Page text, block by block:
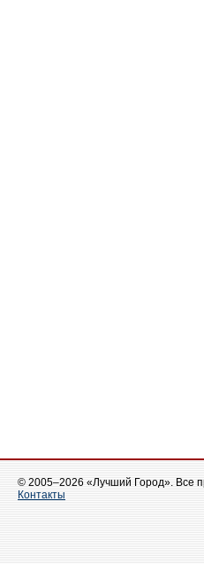
© 2005–2026 «Лучший Город». Все
Контакты